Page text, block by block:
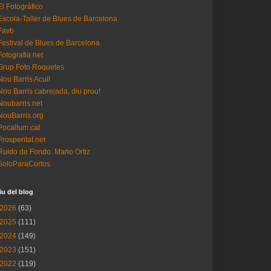
Fotográfico
Taller de Blues de Barcelona
de Blues de Barcelona
Foto Roquetes
Barris Acull
Barris cabrejada, diu prou!
de Fondo. Mario Ortiz
del blog
2026 (63)
2025 (111)
2024 (149)
2023 (151)
2022 (119)